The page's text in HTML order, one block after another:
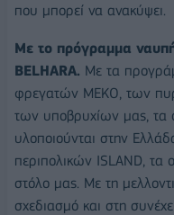
που μπορεί να ανακύψει.
Με το πρόγραμμα
BELHARA. Με τα
φρεγατών ΜΕΚΟ, των
των υποβρυχίων μας, τα
υλοποιούνται στην
περιπολικών ISLAND, τα
στόλο μας. Με τη
σχεδιασμό και στη